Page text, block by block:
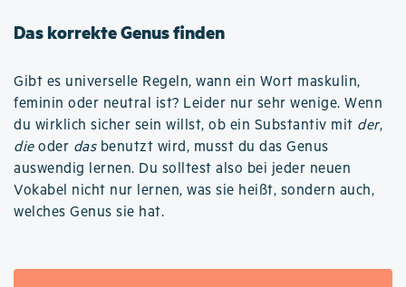
Das korrekte Genus finden
Gibt es universelle Regeln, wann ein Wort maskulin,
feminin oder neutral ist? Leider nur sehr wenige. Wenn
du wirklich sicher sein willst, ob ein Substantiv mit der,
dieoder dasbenutzt wird, musst du das Genus
auswendig lernen. Du solltest also bei jeder neuen
Vokabel nicht nur lernen, was sie heißt, sondern auch,
welches Genus sie hat.